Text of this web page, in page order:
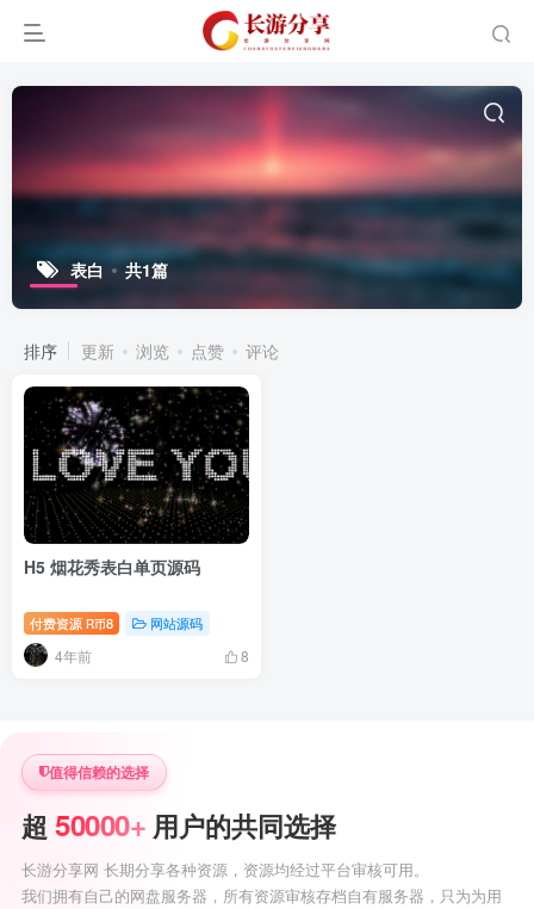
表白 共1篇
排序 更新 浏览 点赞 评论
H5 烟花秀表白单页源码
付费资源 R币8 网站源码
4年前 8
值得信赖的选择
超50000+ 用户的共同选择
长游分享网 长期分享各种资源，资源均经过平台审核可用。
我们拥有自己的网盘服务器，所有资源审核存档自有服务器，只为为用